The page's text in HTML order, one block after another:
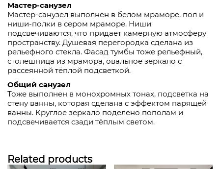
Мастер-санузел
Мастер-санузел выполнен в белом мраморе, пол и
ниши-полки в сером мраморе. Ниши
подсвечиваются, что придает камерную атмосферу
пространству. Душевая перегородка сделана из
рельефного стекла. Фасад тумбы тоже рельефный,
столешница из мрамора, овальное зеркало с
рассеянной тёплой подсветкой.
Общий санузел
Тоже выполнен в монохромных тонах, подсветка на
стену ванны, которая сделана с эффектом парящей
ванны. Круглое зеркало поделено пополам и
подсвечивается сзади тёплым светом.
Related products